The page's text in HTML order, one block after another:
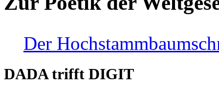
Der
DADA trifft DIGIT